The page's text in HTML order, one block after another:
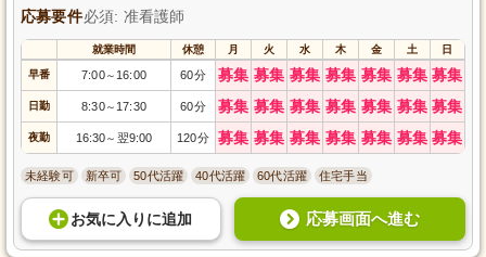
応募要件必須: 准看護師
就業時間 休憩 月 火 水 木 金 土 日
早番 7:00～ 16:00 60分 募集 募集 募集 募集 募集 募集 募集
日勤 8:30～ 17:30 60分 募集 募集 募集 募集 募集 募集 募集
夜勤 16:30～ 翌9:00 120分 募集 募集 募集 募集 募集 募集 募集
未経験可 新卒可 50代活躍 40代活躍 60代活躍 住宅手当
お気に入り に追加 応募画面へ進む